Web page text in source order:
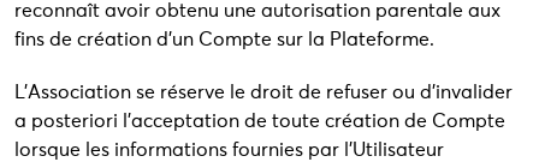
reconnaît avoir obtenu une autorisation parentale aux
fins de création d’un Compte sur la Plateforme.
L’Association se réserve le droit de refuser ou d’invalider
a posteriori l’acceptation de toute création de Compte
lorsque les informations fournies par l’Utilisateur